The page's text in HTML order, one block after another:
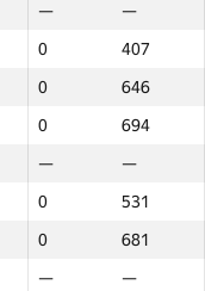
—
—
0
407
0
646
0
694
—
—
0
531
0
681
—
—
—
—
0
407
0
646
0
694
—
—
0
531
0
681
—
—